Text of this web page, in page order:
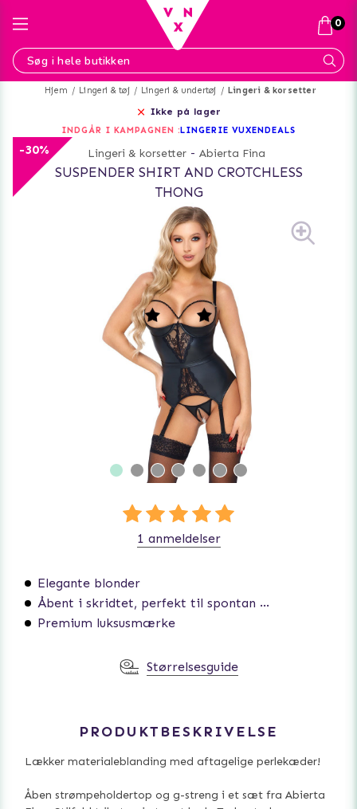
Hjem Lingeri & tøj Lingeri & undertøj Lingeri & korsetter
Ikke på lager
INDGÅR I KAMPAGNEN :LINGERIE VUXENDEALS
-30% Lingeri & korsetter - Abierta Fina
SUSPENDER SHIRT AND CROTCHLESS
THONG
Elegante blonder
Åbent i skridtet, perfekt til spontan sex
Premium luksusmærke
1 anmeldelser
Størrelsesguide
PRODUKTBESKRIVELSE
Lækker materialeblanding med aftagelige perlekæder!
Åben strømpeholdertop og g-streng i et sæt fra Abierta
0